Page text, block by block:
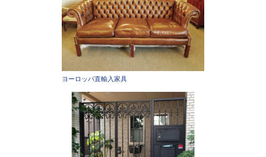
ヨーロッパ直輸入家具